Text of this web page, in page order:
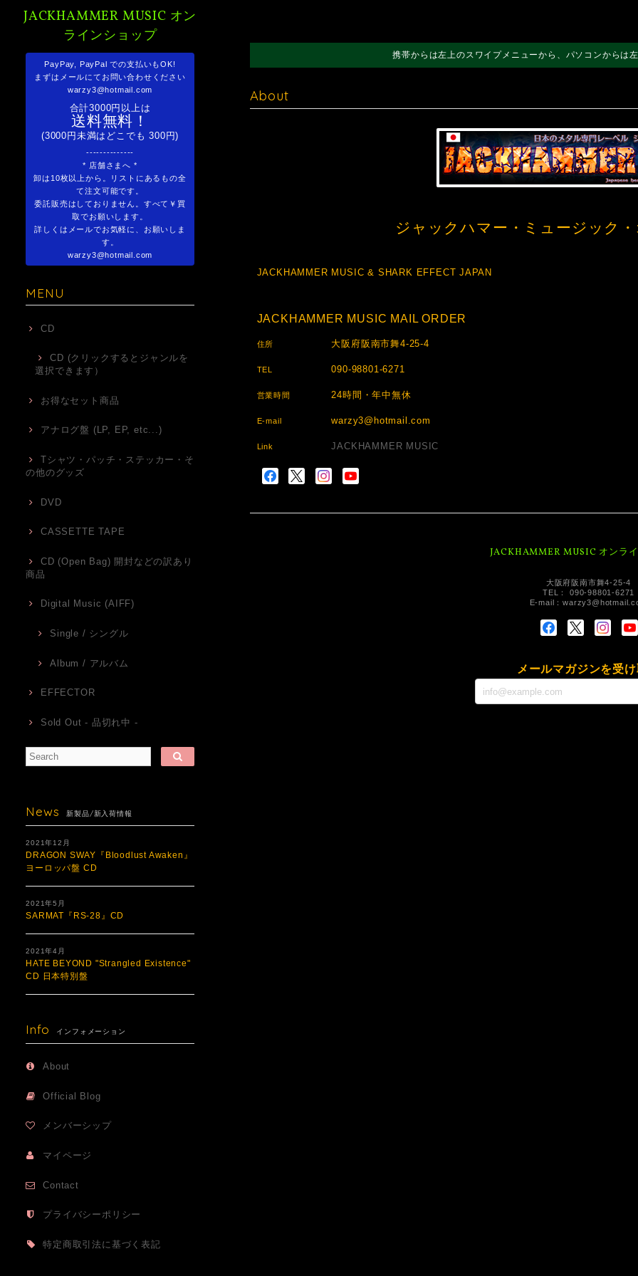
JACKHAMMER MUSIC オン
ラインショップ
PayPay, PayPal での支払いもOK!
まずはメールにてお問い合わせください
warzy3@hotmail.com
合計3000円以上は
送料無料！
(3000円未満はどこでも 300円)
--------------
* 店舗さまへ *
卸は10枚以上から。リストにあるもの全
て注文可能です。
委託販売はしておりません。すべて￥買
取でお願いします。
詳しくはメールでお気軽に、お願いしま
す。
warzy3@hotmail.com
MENU
CD
CD (クリックするとジャンルを
選択できます）
お得なセット商品
アナログ盤 (LP, EP, etc...)
Tシャツ・パッチ・ステッカー・そ
の他のグッズ
DVD
CASSETTE TAPE
CD (Open Bag) 開封などの訳あり
商品
Digital Music (AIFF)
Single / シングル
Album / アルバム
EFFECTOR
Sold Out - 品切れ中 -
News 新製品/新入荷情報
2021年12月
DRAGON SWAY『Bloodlust Awaken』
ヨーロッパ盤 CD
2021年5月
SARMAT『RS​-​28』CD
2021年4月
HATE BEYOND "Strangled Existence"
CD 日本特別盤
Info インフォメーション
About
Official Blog
メンバーシップ
マイページ
Contact
プライバシーポリシー
特定商取引法に基づく表記
携帯からは左上のスワイプメニューから、パソコンからは
About
ジャックハマー・ミュージック
JACKHAMMER MUSIC & SHARK EFFECT JAPAN
JACKHAMMER MUSIC MAIL ORDER
住所 大阪府阪南市舞4-25-4
TEL 090-98801-6271
営業時間 24時間・年中無休
E-mail warzy3@hotmail.com
Link JACKHAMMER MUSIC
JACKHAMMER MUSIC オンラ
大阪府阪南市舞4-25-4
TEL： 090-98801-6271
E-mail：
メールマガジンを受